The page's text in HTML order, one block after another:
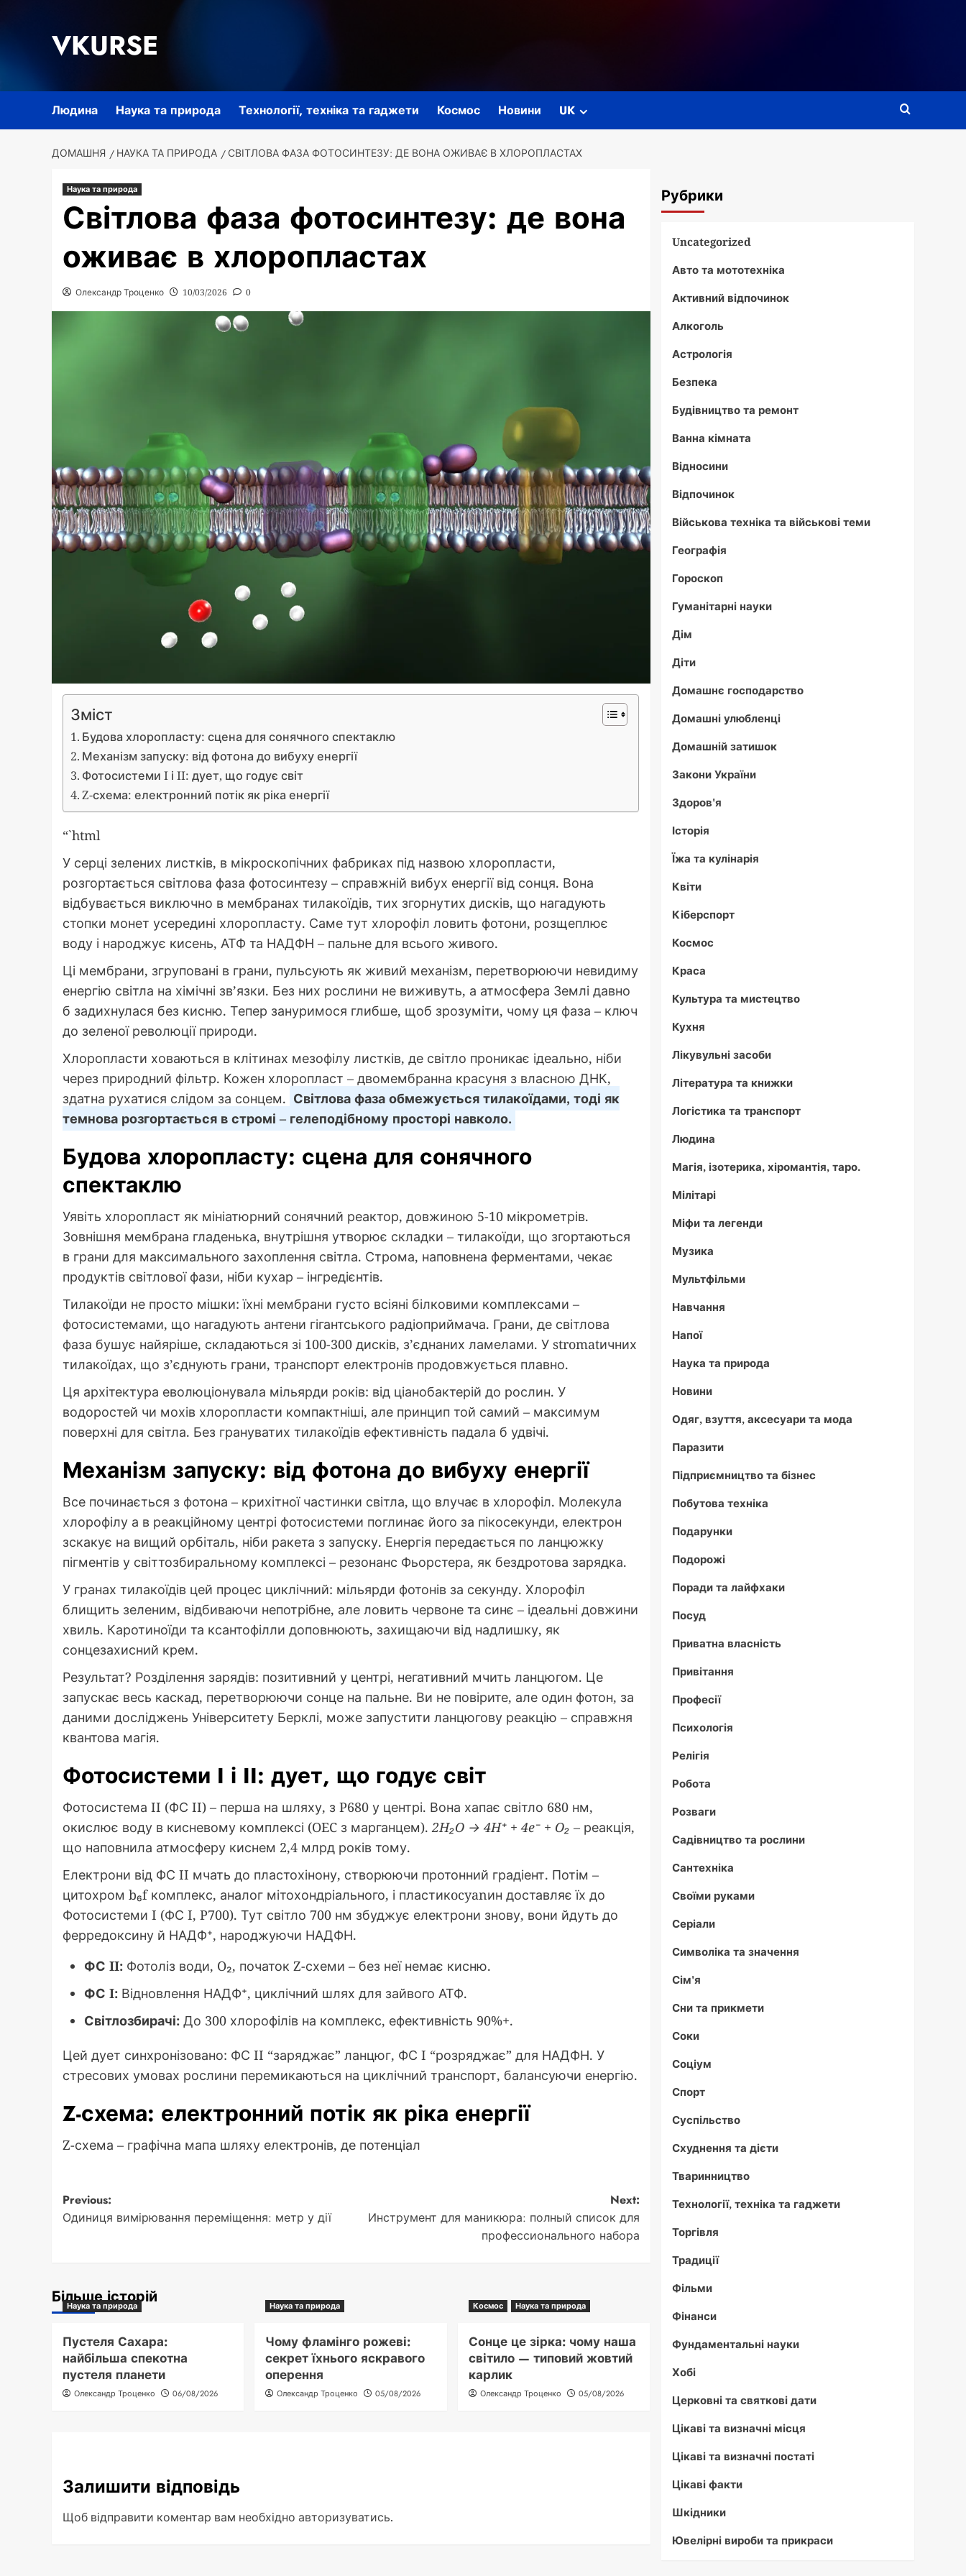
VKURSE
Людина Наука та природа Технології, техніка та гаджети Космос Новини UK
ДОМАШНЯ НАУКА ТА ПРИРОДА СВІТЛОВА ФАЗА ФОТОСИНТЕЗУ: ДЕ ВОНА ОЖИВАЄ В ХЛОРОПЛАСТАХ
Наука та природа
Світлова фаза фотосинтезу: де вона
оживає в хлоропластах
Олександр Троценко 10/03/2026 0
Зміст
Будова хлоропласту: сцена для сонячного спектаклю
Механізм запуску: від фотона до вибуху енергії
Фотосистеми I і II: дует, що годує світ
Z-схема: електронний потік як ріка енергії
“`html
У серці зелених листків, в мікроскопічних фабриках під назвою хлоропласти,
розгортається світлова фаза фотосинтезу – справжній вибух енергії від сонця. Вона
відбувається виключно в мембранах тилакоїдів, тих згорнутих дисків, що нагадують
стопки монет усередині хлоропласту. Саме тут хлорофіл ловить фотони, розщеплює
воду і народжує кисень, АТФ та НАДФН – пальне для всього живого.
Ці мембрани, згруповані в грани, пульсують як живий механізм, перетворюючи невидиму
енергію світла на хімічні зв’язки. Без них рослини не виживуть, а атмосфера Землі давно
б задихнулася без кисню. Тепер зануримося глибше, щоб зрозуміти, чому ця фаза – ключ
до зеленої революції природи.
Хлоропласти ховаються в клітинах мезофілу листків, де світло проникає ідеально, ніби
через природний фільтр. Кожен хлоропласт – двомембранна красуня з власною ДНК,
здатна рухатися слідом за сонцем. Світлова фаза обмежується тилакоїдами, тоді як
темнова розгортається в стромі – гелеподібному просторі навколо.
Будова хлоропласту: сцена для сонячного
спектаклю
Уявіть хлоропласт як мініатюрний сонячний реактор, довжиною 5-10 мікрометрів.
Зовнішня мембрана гладенька, внутрішня утворює складки – тилакоїди, що згортаються
в грани для максимального захоплення світла. Строма, наповнена ферментами, чекає
продуктів світлової фази, ніби кухар – інгредієнтів.
Тилакоїди не просто мішки: їхні мембрани густо всіяні білковими комплексами –
фотосистемами, що нагадують антени гігантського радіоприймача. Грани, де світлова
фаза бушує найяріше, складаються зі 100-300 дисків, з’єднаних ламелами. У stromatичних
тилакоїдах, що з’єднують грани, транспорт електронів продовжується плавно.
Ця архітектура еволюціонувала мільярди років: від ціанобактерій до рослин. У
водоростей чи мохів хлоропласти компактніші, але принцип той самий – максимум
поверхні для світла. Без грануватих тилакоїдів ефективність падала б удвічі.
Механізм запуску: від фотона до вибуху енергії
Все починається з фотона – крихітної частинки світла, що влучає в хлорофіл. Молекула
хлорофілу а в реакційному центрі фотоcистеми поглинає його за пікосекунди, електрон
зскакує на вищий орбіталь, ніби ракета з запуску. Енергія передається по ланцюжку
пігментів у світтозбиральному комплексі – резонанс Фьорстера, як бездротова зарядка.
У гранах тилакоїдів цей процес циклічний: мільярди фотонів за секунду. Хлорофіл
блищить зеленим, відбиваючи непотрібне, але ловить червоне та синє – ідеальні довжини
хвиль. Каротиноїди та ксантофілли доповнюють, захищаючи від надлишку, як
сонцезахисний крем.
Результат? Розділення зарядів: позитивний у центрі, негативний мчить ланцюгом. Це
запускає весь каскад, перетворюючи сонце на пальне. Ви не повірите, але один фотон, за
даними досліджень Університету Берклі, може запустити ланцюгову реакцію – справжня
квантова магія.
Фотосистеми I і II: дует, що годує світ
Фотосистема II (ФС II) – перша на шляху, з P680 у центрі. Вона хапає світло 680 нм,
окислює воду в кисневому комплексі (OEC з марганцем).2H₂O → 4H⁺ + 4e⁻ + O₂ – реакція,
що наповнила атмосферу киснем 2,4 млрд років тому.
Електрони від ФС II мчать до пластохінону, створюючи протонний градіент. Потім –
цитохром b₆f комплекс, аналог мітохондріального, і пластикocyanин доставляє їх до
Фотосистеми I (ФС I, P700). Тут світло 700 нм збуджує електрони знову, вони йдуть до
ферредоксину й НАДФ⁺, народжуючи НАДФН.
ФС II: Фотоліз води, O₂, початок Z-схеми – без неї немає кисню.
ФС I: Відновлення НАДФ⁺, циклічний шлях для зайвого АТФ.
Світлозбирачі: До 300 хлорофілів на комплекс, ефективність 90%+.
Цей дует синхронізовано: ФС II “заряджає” ланцюг, ФС I “розряджає” для НАДФН. У
стресових умовах рослини перемикаються на циклічний транспорт, балансуючи енергію.
Z-схема: електронний потік як ріка енергії
Z-схема – графічна мапа шляху електронів, де потенціал
Post
navigation
Previous:
Одиниця вимірювання переміщення: метр у дії
Next:
Инструмент для маникюра: полный список для
профессионального набора
Більше історій
Наука та природа
Пустеля Сахара:
найбільша спекотна
пустеля планети
Олександр Троценко 06/08/2026
Наука та природа
Чому фламінго рожеві:
секрет їхнього яскравого
оперення
Олександр Троценко 05/08/2026
Космос Наука та природа
Сонце це зірка: чому наша
світило — типовий жовтий
карлик
Олександр Троценко 05/08/2026
Залишити відповідь
Щоб відправити коментар вам необхідно авторизуватись.
Рубрики
Uncategorized
Авто та мототехніка
Активний відпочинок
Алкоголь
Астрологія
Безпека
Будівництво та ремонт
Ванна кімната
Відносини
Відпочинок
Військова техніка та військові теми
Географія
Гороскоп
Гуманітарні науки
Дім
Діти
Домашнє господарство
Домашні улюбленці
Домашній затишок
Закони України
Здоров'я
Історія
Їжа та кулінарія
Квіти
Кіберспорт
Космос
Краса
Культура та мистецтво
Кухня
Лікувульні засоби
Література та книжки
Логістика та транспорт
Людина
Магія, ізотерика, хіромантія, таро.
Мілітарі
Міфи та легенди
Музика
Мультфільми
Навчання
Напої
Наука та природа
Новини
Одяг, взуття, аксесуари та мода
Паразити
Підприємництво та бізнес
Побутова техніка
Подарунки
Подорожі
Поради та лайфхаки
Посуд
Приватна власність
Привітання
Професії
Психологія
Релігія
Робота
Розваги
Садівництво та рослини
Сантехніка
Своїми руками
Серіали
Символіка та значення
Сім'я
Сни та прикмети
Соки
Соціум
Спорт
Суспільство
Схуднення та дієти
Тваринництво
Технології, техніка та гаджети
Торгівля
Традиції
Фільми
Фінанси
Фундаментальні науки
Хобі
Церковні та святкові дати
Цікаві та визначні місця
Цікаві та визначні постаті
Цікаві факти
Шкідники
Ювелірні вироби та прикраси